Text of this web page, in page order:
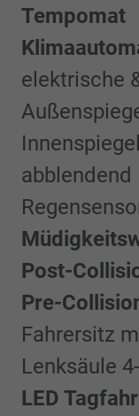
Tempomat
elektrische
abblendend
Post-
Pre-
Fahrersitz
Lenksäule
LED